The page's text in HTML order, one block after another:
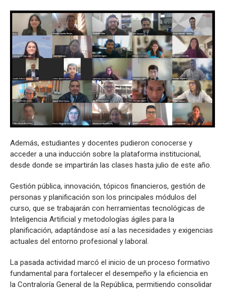
Además, estudiantes y docentes pudieron conocerse y
acceder a una inducción sobre la plataforma institucional,
desde donde se impartirán las clases hasta julio de este año.
Gestión pública, innovación, tópicos financieros, gestión de
personas y planificación son los principales módulos del
curso, que se trabajarán con herramientas tecnológicas de
Inteligencia Artificial y metodologías ágiles para la
planificación, adaptándose así a las necesidades y exigencias
actuales del entorno profesional y laboral.
La pasada actividad marcó el inicio de un proceso formativo
fundamental para fortalecer el desempeño y la eficiencia en
la Contraloría General de la República, permitiendo consolidar